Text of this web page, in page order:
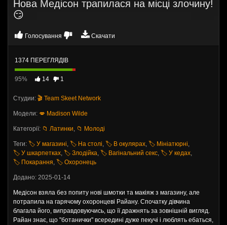
Нова Медісон трапилася на місці злочину!
😏
Голосування Скачати
1374 ПЕРЕГЛЯДІВ
95% 14 1
Студии: 🎬 Team Skeet Network
Модели: 💋 Madison Wilde
Категорії: 📁 Латинки, 📁 Молоді
Теги: 🏷️ У магазині, 🏷️ На столі, 🏷️ В окулярах, 🏷️ Мініатюрні,
🏷️ У шкарпетках, 🏷️ Злодійка, 🏷️ Вагінальний секс, 🏷️ У кедах,
🏷️ Покарання, 🏷️ Охоронець
Додано: 2025-01-14
Медісон взяла без попиту нові шмотки та макіяж з магазину, але
потрапила на гарячому охоронцеві Райану. Спочатку дівчина
благала його, виправдовуючись, що її дражнять за зовнішній вигляд.
Райан знає, що "ботанички" всередині дуже пекучі і люблять ебаться,